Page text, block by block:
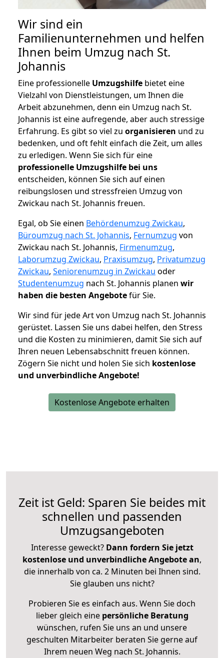
Wir sind ein
Familienunternehmen und helfen
Ihnen beim Umzug nach St.
Johannis
Eine professionelle Umzugshilfe bietet eine
Vielzahl von Dienstleistungen, um Ihnen die
Arbeit abzunehmen, denn ein Umzug nach St.
Johannis ist eine aufregende, aber auch stressige
Erfahrung. Es gibt so viel zu organisieren und zu
bedenken, und oft fehlt einfach die Zeit, um alles
zu erledigen. Wenn Sie sich für eine
professionelle Umzugshilfe bei uns
entscheiden, können Sie sich auf einen
reibungslosen und stressfreien Umzug von
Zwickau nach St. Johannis freuen.
Egal, ob Sie einen Behördenumzug Zwickau,
Büroumzug nach St. Johannis, Fernumzug von
Zwickau nach St. Johannis, Firmenumzug,
Laborumzug Zwickau, Praxisumzug, Privatumzug
Zwickau, Seniorenumzug in Zwickau oder
Studentenumzug nach St. Johannis planen wir
haben die besten Angebotefür Sie.
Wir sind für jede Art von Umzug nach St. Johannis
gerüstet. Lassen Sie uns dabei helfen, den Stress
und die Kosten zu minimieren, damit Sie sich auf
Ihren neuen Lebensabschnitt freuen können.
Zögern Sie nicht und holen Sie sich kostenlose
und unverbindliche Angebote!
Kostenlose Angebote erhalten
Zeit ist Geld: Sparen Sie beides mit
schnellen und passenden
Umzugsangeboten
Interesse geweckt? Dann fordern Sie jetzt
kostenlose und unverbindliche Angebote an,
die innerhalb von ca. 2 Minuten bei Ihnen sind.
Sie glauben uns nicht?
Probieren Sie es einfach aus. Wenn Sie doch
lieber gleich eine persönliche Beratung
wünschen, rufen Sie uns an und unsere
geschulten Mitarbeiter beraten Sie gerne auf
Ihrem neuen Weg nach St. Johannis.